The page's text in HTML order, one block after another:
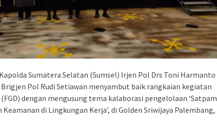
Sumatera Selatan (Sumsel) Irjen Pol Drs Toni Harmanto
Pol Rudi Setiawan menyambut baik rangkaian kegiatan
dengan mengusung tema kalaborasi pengelolaan ‘Satpam
di Lingkungan Kerja’, di Golden Sriwijaya Palembang,